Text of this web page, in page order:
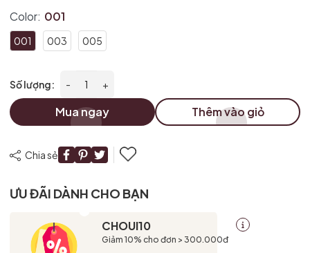
Color: 001
001 003 005
Số lượng: - +
Mua ngay Thêm vào giỏ
Chia sẻ
ƯU ĐÃI DÀNH CHO BẠN
CHOUI10
Giảm 10% cho đơn > 300.000đ